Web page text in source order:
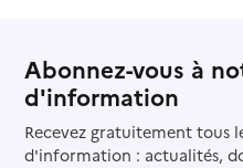
Abonnez-vous à
d'information
Recevez gratuitement tous
d'information : actualités,